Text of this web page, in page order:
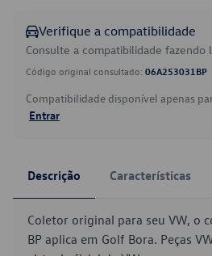
Verifique a compatibilidade
Consulte a compatibilidade fazendo
Código original consultado: 06A253031BP
Compatibilidade disponível apenas
Entrar
Descrição Características
Coletor original para seu VW, o
BP aplica em Golf Bora. Peças